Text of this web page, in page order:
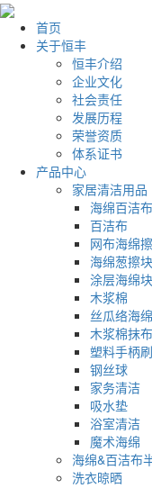
首页
关于恒丰
恒丰介绍
企业文化
社会责任
发展历程
荣誉资质
体系证书
产品中心
家居清洁用品
海绵百洁布
百洁布
网布海绵擦
海绵葱擦块
涂层海绵块
木浆棉
丝瓜络海绵
木浆棉抹布
塑料手柄刷
钢丝球
家务清洁
吸水垫
浴室清洁
魔术海绵
海绵&百洁布
洗衣晾晒